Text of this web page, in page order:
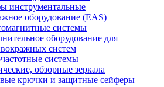
инструментальные
оборудование (EAS)
системы
оборудование для
систем
системы
обзорные зеркала
крючки и защитные сейферы